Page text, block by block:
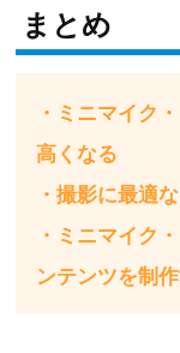
まとめ
・ミニマイク
高くなる
・撮影に最適
・ミニマイク
ンテンツを制